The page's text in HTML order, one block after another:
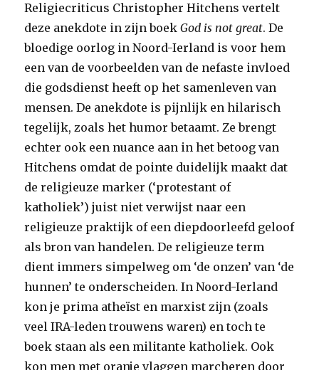
Religiecriticus Christopher Hitchens vertelt
deze anekdote in zijn boekGod is not great. De
bloedige oorlog in Noord-Ierland is voor hem
een van de voorbeelden van de nefaste invloed
die godsdienst heeft op het samenleven van
mensen. De anekdote is pijnlijk en hilarisch
tegelijk, zoals het humor betaamt. Ze brengt
echter ook een nuance aan in het betoog van
Hitchens omdat de pointe duidelijk maakt dat
de religieuze marker (‘protestant of
katholiek’) juist niet verwijst naar een
religieuze praktijk of een diepdoorleefd geloof
als bron van handelen. De religieuze term
dient immers simpelweg om ‘de onzen’ van ‘de
hunnen’ te onderscheiden. In Noord-Ierland
kon je prima atheïst en marxist zijn (zoals
veel IRA-leden trouwens waren) en toch te
boek staan als een militante katholiek. Ook
kon men met oranje vlaggen marcheren door